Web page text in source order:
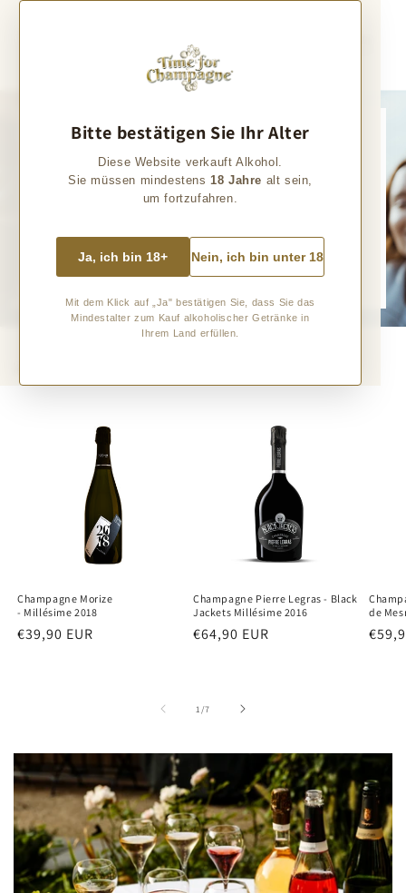
Einzigartige Champagner
Entdeckt mit uns die vielfältige Welt einzigartiger Champagner!
Von unseren regelmäßigen Reisen in die Champagne bringen wir Euch besondere
Champagne Morize
- Millésime 2018
Normaler
€39,90 EUR
Champagne Pierre Legras - Black
Jackets Millésime 2016
Normaler
€64,90 EUR
de
1/von
7
Bitte bestätigen Sie Ihr Alter
Diese Website verkauft Alkohol.
Sie müssen mindestens18 Jahre alt sein,
um fortzufahren.
Ja, ich bin 18+ Nein, ich bin unter 18
Mit dem Klick auf „Ja" bestätigen Sie, dass Sie das
Mindestalter zum Kauf alkoholischer Getränke in
Ihrem Land erfüllen.